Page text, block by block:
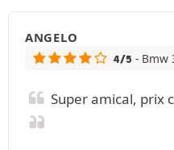
ANGELO
4/5 - Bmw
Super amical, prix